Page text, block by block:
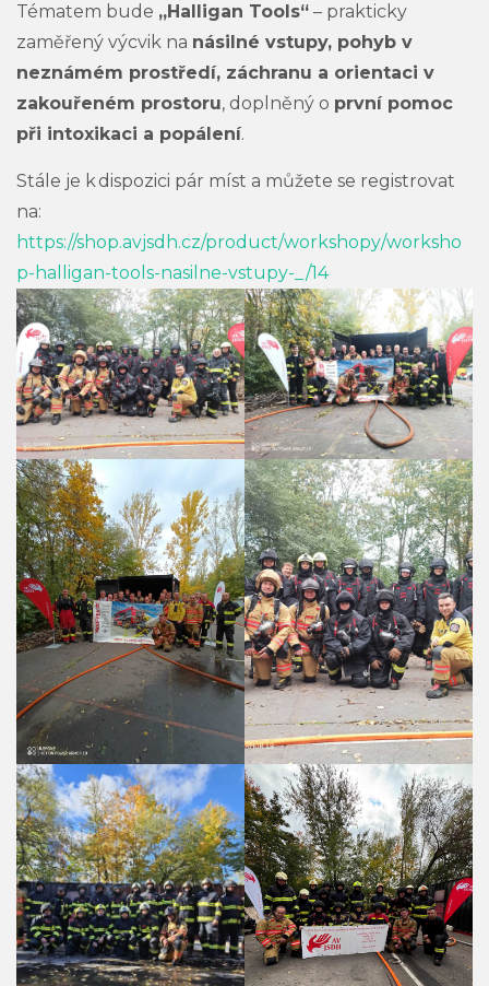
Tématem bude „Halligan Tools“ – prakticky
zaměřený výcvik na násilné vstupy, pohyb v
neznámém prostředí, záchranu a orientaci v
zakouřeném prostoru, doplněný o první pomoc
při intoxikaci a popálení.
Stále je k dispozici pár míst a můžete se registrovat
na:
https://shop.avjsdh.cz/product/workshopy/worksho
p-halligan-tools-nasilne-vstupy-_/14